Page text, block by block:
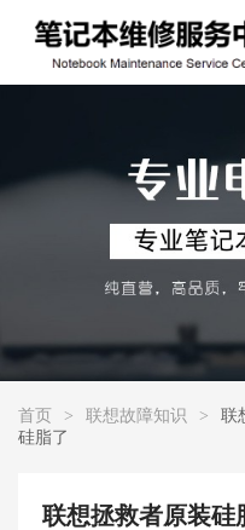
首页 > 联想故障知识 >
联
硅脂了
联想拯救者原装硅